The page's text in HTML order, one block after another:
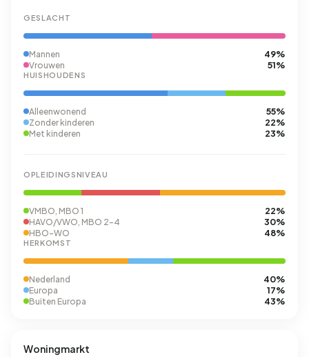
GESLACHT
Mannen 49%
Vrouwen 51%
HUISHOUDENS
Alleenwonend 55%
Zonder kinderen 22%
Met kinderen 23%
OPLEIDINGSNIVEAU
VMBO, MBO 1 22%
HAVO/VWO, MBO 2-4 30%
HBO-WO 48%
HERKOMST
Nederland 40%
Europa 17%
Buiten Europa 43%
Woningmarkt